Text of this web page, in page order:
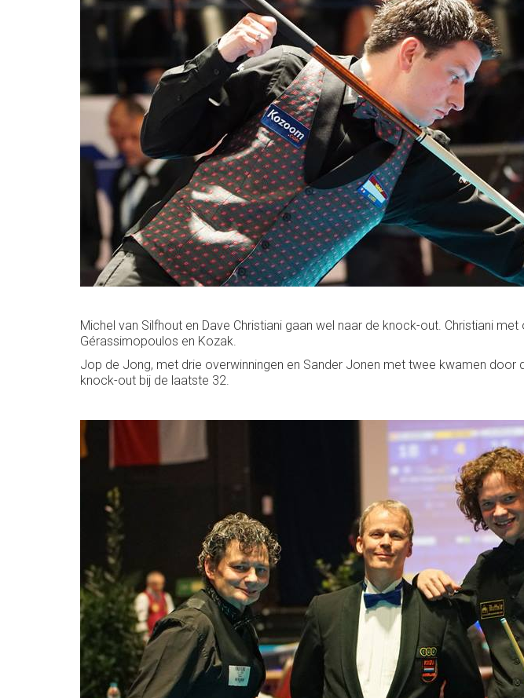
Michel van Silfhout en Dave Christiani gaan wel naar de knock-out. Christiani
Gérassimopoulos en Kozak.
Jop de Jong, met drie overwinningen en Sander Jonen met twee kwamen
knock-out bij de laatste 32.